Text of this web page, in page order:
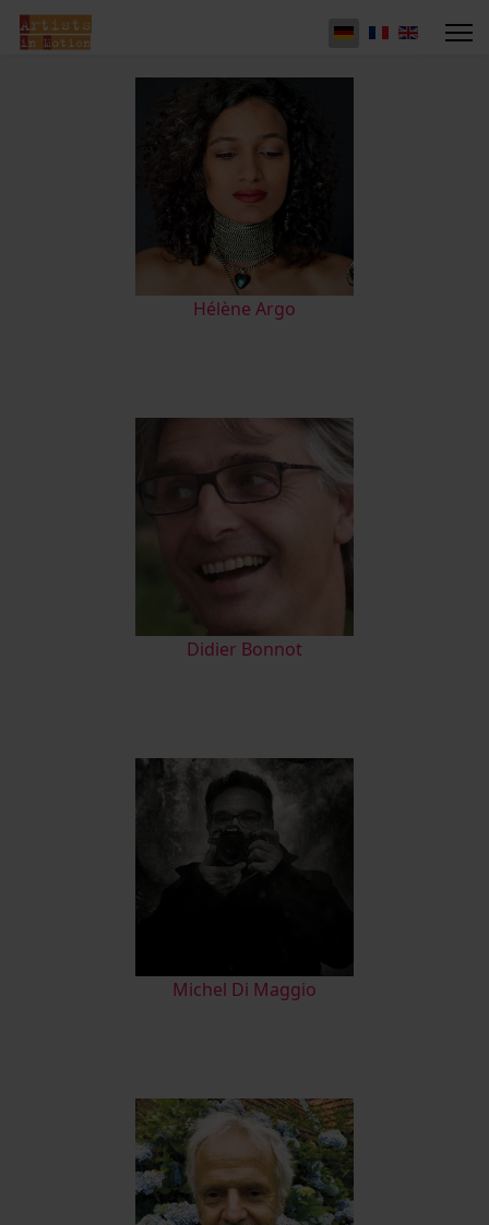
Hélène Argo
Didier Bonnot
Michel Di Maggio